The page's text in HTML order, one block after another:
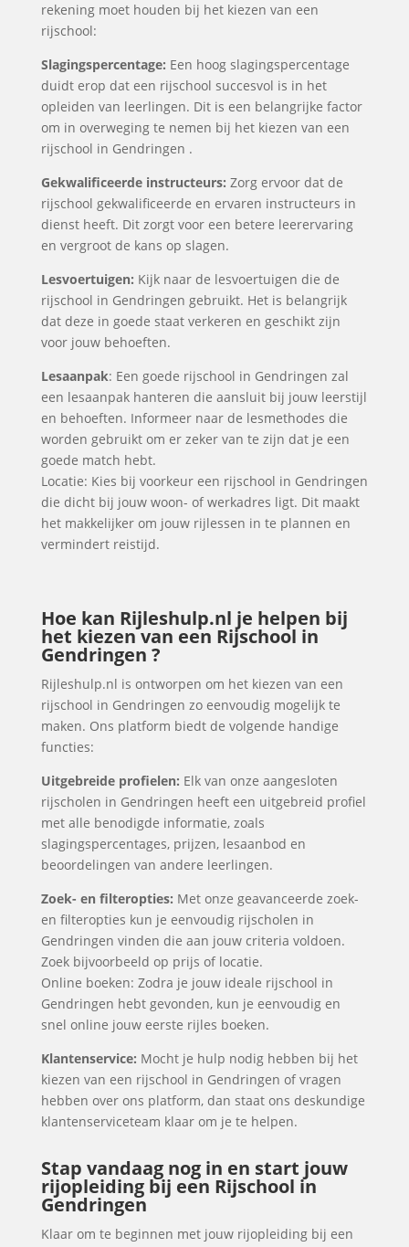
rekening moet houden bij het kiezen van een
rijschool:
Slagingspercentage: Een hoog slagingspercentage
duidt erop dat een rijschool succesvol is in het
opleiden van leerlingen. Dit is een belangrijke factor
om in overweging te nemen bij het kiezen van een
rijschool in Gendringen .
Gekwalificeerde instructeurs: Zorg ervoor dat de
rijschool gekwalificeerde en ervaren instructeurs in
dienst heeft. Dit zorgt voor een betere leerervaring
en vergroot de kans op slagen.
Lesvoertuigen: Kijk naar de lesvoertuigen die de
rijschool in Gendringen gebruikt. Het is belangrijk
dat deze in goede staat verkeren en geschikt zijn
voor jouw behoeften.
Lesaanpak: Een goede rijschool in Gendringen zal
een lesaanpak hanteren die aansluit bij jouw leerstijl
en behoeften. Informeer naar de lesmethodes die
worden gebruikt om er zeker van te zijn dat je een
goede match hebt.
Locatie: Kies bij voorkeur een rijschool in Gendringen
die dicht bij jouw woon- of werkadres ligt. Dit maakt
het makkelijker om jouw rijlessen in te plannen en
vermindert reistijd.
Hoe kan Rijleshulp.nl je helpen bij
het kiezen van een Rijschool in
Gendringen ?
Rijleshulp.nl is ontworpen om het kiezen van een
rijschool in Gendringen zo eenvoudig mogelijk te
maken. Ons platform biedt de volgende handige
functies:
Uitgebreide profielen: Elk van onze aangesloten
rijscholen in Gendringen heeft een uitgebreid profiel
met alle benodigde informatie, zoals
slagingspercentages, prijzen, lesaanbod en
beoordelingen van andere leerlingen.
Zoek- en filteropties: Met onze geavanceerde zoek-
en filteropties kun je eenvoudig rijscholen in
Gendringen vinden die aan jouw criteria voldoen.
Zoek bijvoorbeeld op prijs of locatie.
Online boeken: Zodra je jouw ideale rijschool in
Gendringen hebt gevonden, kun je eenvoudig en
snel online jouw eerste rijles boeken.
Klantenservice: Mocht je hulp nodig hebben bij het
kiezen van een rijschool in Gendringen of vragen
hebben over ons platform, dan staat ons deskundige
klantenserviceteam klaar om je te helpen.
Stap vandaag nog in en start jouw
rijopleiding bij een Rijschool in
Gendringen
Klaar om te beginnen met jouw rijopleiding bij een